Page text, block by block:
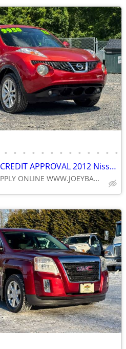
• • • • • • • • • • • • •
FAST AND EASY CREDIT APPROVAL 2012 Nissan Juke SL AWD SUV
APPLY ONLINE WWW.JOEYBANK.COM OR MAKE CASH OFFER